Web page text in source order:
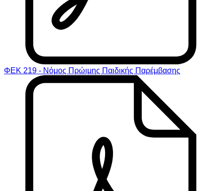
ΦΕΚ 219 - Νόμος Πρώιμης Παιδικής Παρέμβασης